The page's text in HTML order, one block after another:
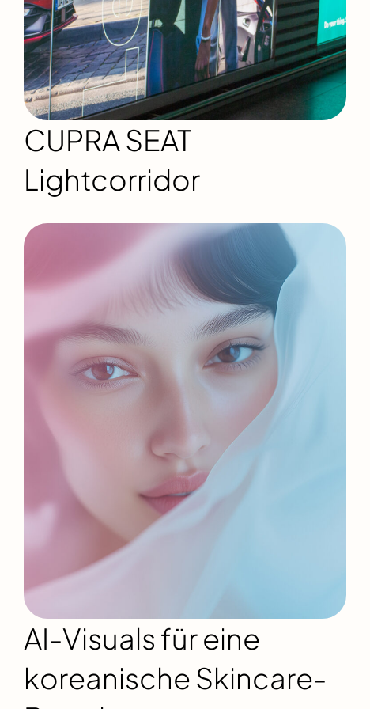
CUPRA SEAT
Lightcorridor
AI-Visuals für eine
koreanische Skincare-